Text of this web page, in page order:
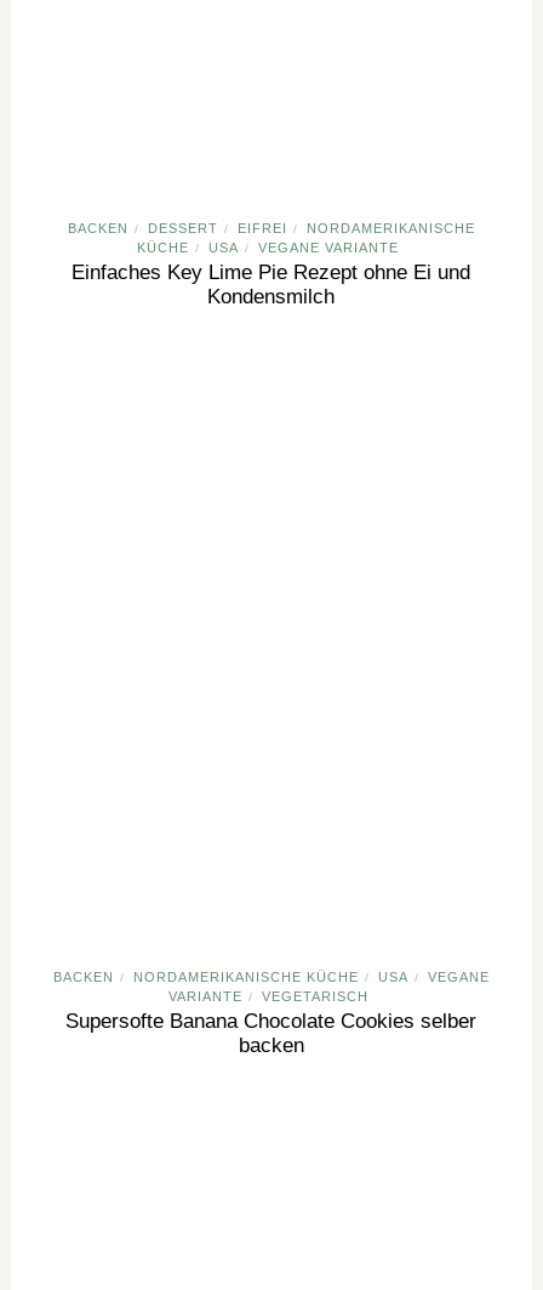
BACKEN / DESSERT / EIFREI /
NORDAMERIKANISCHE
KÜCHE / USA / VEGANE VARIANTE
Einfaches Key Lime Pie Rezept ohne Ei und
Kondensmilch
BACKEN / NORDAMERIKANISCHE KÜCHE / USA /
VEGANE
VARIANTE / VEGETARISCH
Supersofte Banana Chocolate Cookies selber
backen